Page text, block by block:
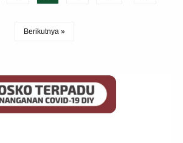
Berikutnya »